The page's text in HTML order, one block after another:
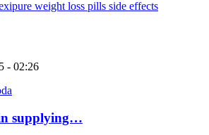
weight loss pills side effects
- 02:26
supplying…